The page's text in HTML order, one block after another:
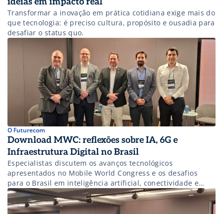
Transformar a inovação em prática cotidiana exige mais do
que tecnologia: é preciso cultura, propósito e ousadia para
desafiar o status quo.
O Futurecom
Download MWC: reflexões sobre IA, 6G e
Infraestrutura Digital no Brasil
Especialistas discutem os avanços tecnológicos
apresentados no Mobile World Congress e os desafios
para o Brasil em inteligência artificial, conectividade e
soberania digital.